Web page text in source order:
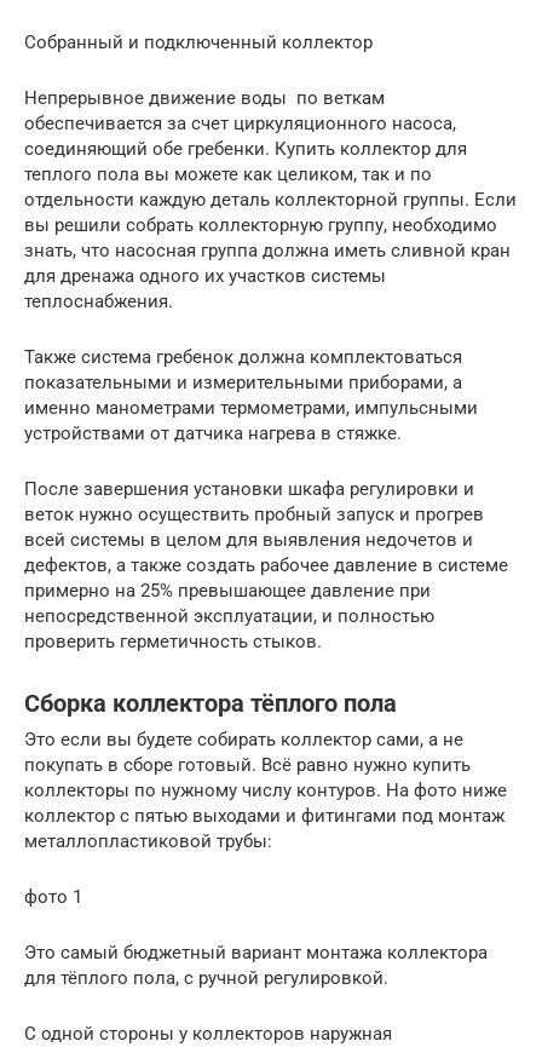
Собранный и подключенный коллектор
Непрерывное движение воды по веткам
обеспечивается за счет циркуляционного насоса,
соединяющий обе гребенки. Купить коллектор для
теплого пола вы можете как целиком, так и по
отдельности каждую деталь коллекторной группы. Если
вы решили собрать коллекторную группу, необходимо
знать, что насосная группа должна иметь сливной кран
для дренажа одного их участков системы
теплоснабжения.
Также система гребенок должна комплектоваться
показательными и измерительными приборами, а
именно манометрами термометрами, импульсными
устройствами от датчика нагрева в стяжке.
После завершения установки шкафа регулировки и
веток нужно осуществить пробный запуск и прогрев
всей системы в целом для выявления недочетов и
дефектов, а также создать рабочее давление в системе
примерно на 25% превышающее давление при
непосредственной эксплуатации, и полностью
проверить герметичность стыков.
Сборка коллектора тёплого пола
Это если вы будете собирать коллектор сами, а не
покупать в сборе готовый. Всё равно нужно купить
коллекторы по нужному числу контуров. На фото ниже
коллектор с пятью выходами и фитингами под монтаж
металлопластиковой трубы:
фото 1
Это самый бюджетный вариант монтажа коллектора
для тёплого пола, с ручной регулировкой.
С одной стороны у коллекторов наружная